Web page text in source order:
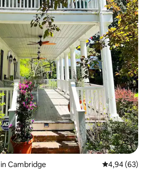
Cambridge
4,94 (63)